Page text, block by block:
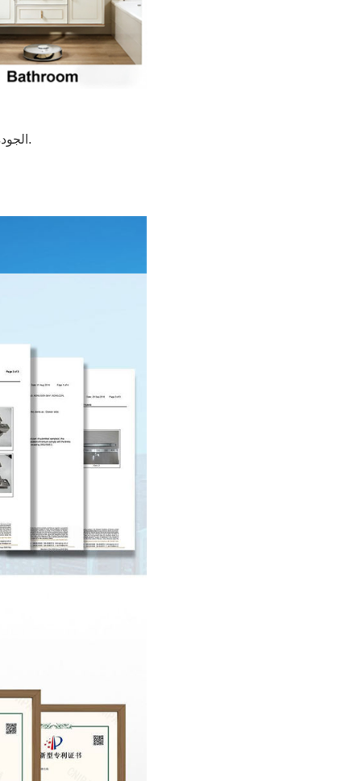
"التفاصيل تصنع الفرق" - عملية مراقبة الجودة الصارمة لدينا في FORMOR، الجودة ليست مجرد وعد؛ إنها عملية يتم التحقق منها بالبيانات.